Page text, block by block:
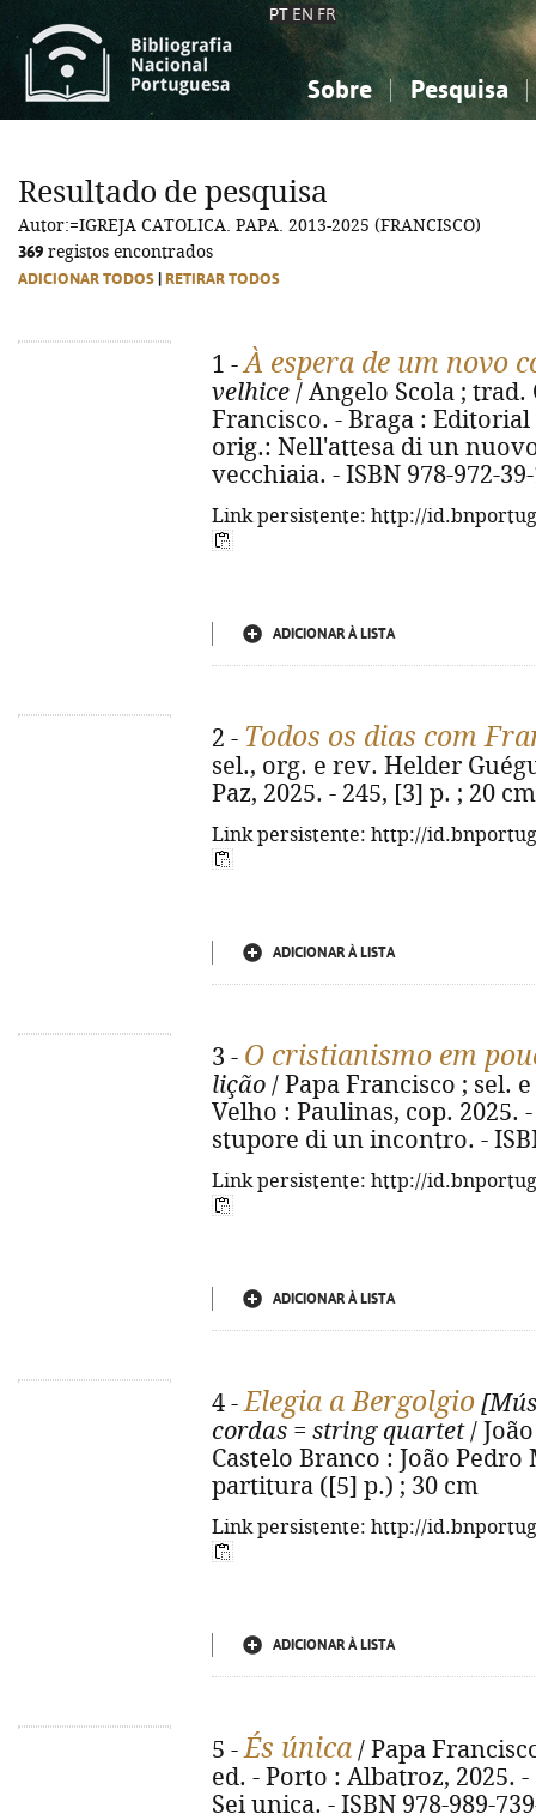
PT EN FR
Sobre Pesquisa
Ciências sociais...
Arte, desporto...
Ciências sociais...
Arte, desporto...
Resultado de pesquisa
Autor:=IGREJA CATOLICA. PAPA. 2013-2025 (FRANCISCO)
369 registos encontrados
ADICIONAR TODOS RETIRAR TODOS
1 -À espera de um novo
velhice / Angelo Scola ; trad.
Francisco. - Braga : Editorial
orig.: Nell'attesa di un
vecchiaia. - ISBN 978-972-
Link persistente: http://
ADICIONAR À LISTA
2 - Todos os dias com
sel., org. e rev. Helder
Paz, 2025. - 245, [3] p. ; 20
Link persistente: http://
ADICIONAR À LISTA
3 - O cristianismo em
lição / Papa Francisco ; sel.
Velho : Paulinas, cop. 2025.
stupore di un incontro. -
Link persistente: http://
ADICIONAR À LISTA
4 -Elegia a Bergolgio
cordas = string quartet/
Castelo Branco : João
partitura ([5] p.) ; 30 cm
Link persistente: http://
ADICIONAR À LISTA
5 -És única / Papa
ed. - Porto : Albatroz, 2025.
Sei unica. - ISBN 978-989-